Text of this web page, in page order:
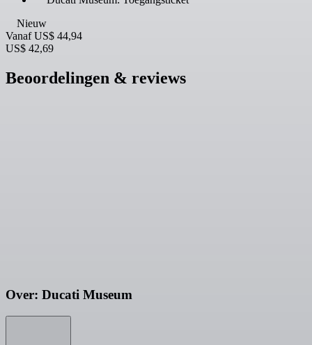
Nieuw
Vanaf US$ 44,94
US$ 42,69
Beoordelingen & reviews
Over: Ducati Museum